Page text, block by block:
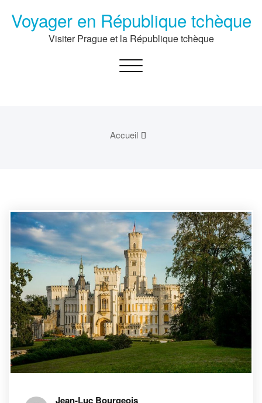
contenu
Voyager en République tchèque
Visiter Prague et la République tchèque
Toggle navigation
Accueil
Jean-Luc Bourgeois